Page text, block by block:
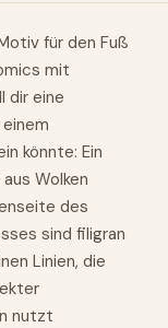
für den Fuß
mit
dir eine
könnte: Ein
Wolken
des
sind filigran
Linien, die
nutzt